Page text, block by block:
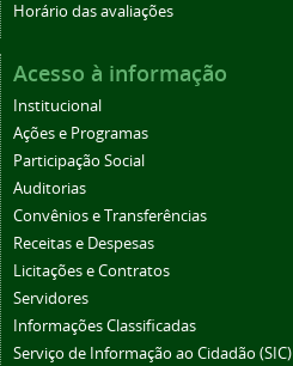
Horário das avaliações
Acesso à informação
Institucional
Ações e Programas
Participação Social
Auditorias
Convênios e Transferências
Receitas e Despesas
Licitações e Contratos
Servidores
Informações Classificadas
Serviço de Informação ao Cidadão (SIC)